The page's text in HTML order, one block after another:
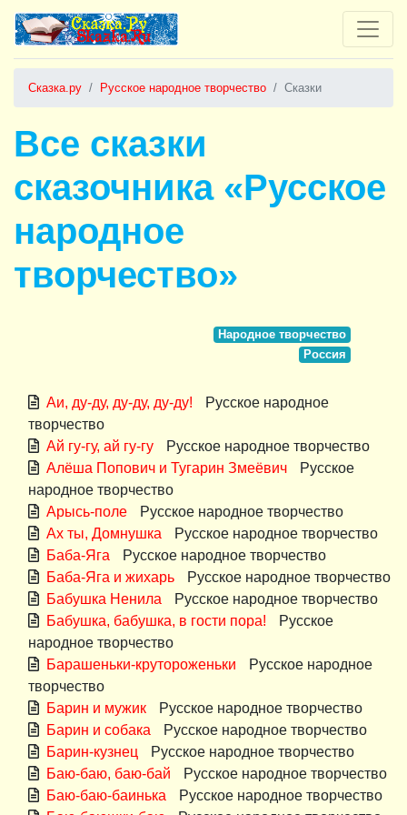
Сказка.ру Русское народное творчество Сказки
Все сказки
сказочника «Русское
народное
творчество»
Народное творчество
Россия
Аи, ду-ду, ду-ду, ду-ду!
Русское народное
творчество
Ай гу-гу, ай гу-гу
Русское народное творчество
Алёша Попович и Тугарин Змеёвич
Русское
народное творчество
Арысь-поле
Русское народное творчество
Ах ты, Домнушка
Русское народное творчество
Баба-Яга
Русское народное творчество
Баба-Яга и жихарь
Русское народное творчество
Бабушка Ненила
Русское народное творчество
Бабушка, бабушка, в гости пора!
Русское
народное творчество
Барашеньки-крутороженьки
Русское народное
творчество
Барин и мужик
Русское народное творчество
Барин и собака
Русское народное творчество
Барин-кузнец
Русское народное творчество
Баю-баю, баю-бай
Русское народное творчество
Баю-баю-баинька
Русское народное творчество